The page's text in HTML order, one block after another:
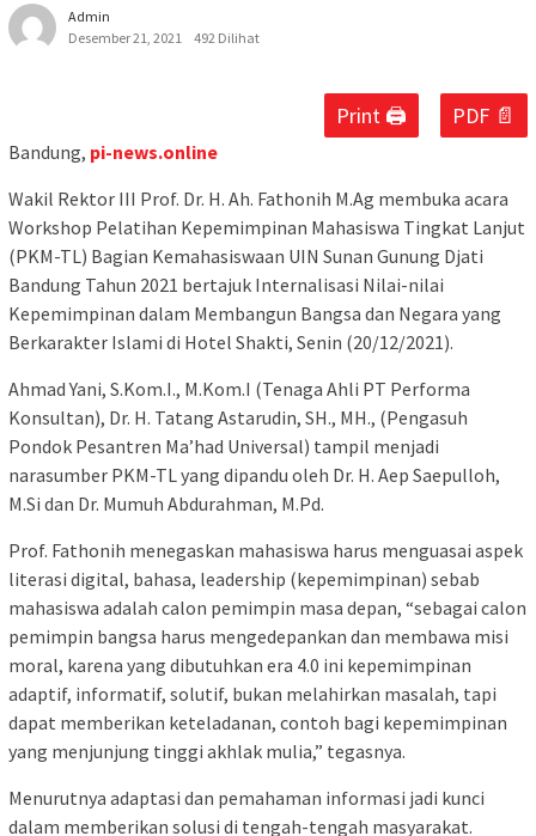
Admin
Desember 21, 2021
492 Dilihat
Print 🖨 PDF 📄
Bandung, pi-news.online
Wakil Rektor III Prof. Dr. H. Ah. Fathonih M.Ag membuka acara
Workshop Pelatihan Kepemimpinan Mahasiswa Tingkat Lanjut
(PKM-TL) Bagian Kemahasiswaan UIN Sunan Gunung Djati
Bandung Tahun 2021 bertajuk Internalisasi Nilai-nilai
Kepemimpinan dalam Membangun Bangsa dan Negara yang
Berkarakter Islami di Hotel Shakti, Senin (20/12/2021).
Ahmad Yani, S.Kom.I., M.Kom.I (Tenaga Ahli PT Performa
Konsultan), Dr. H. Tatang Astarudin, SH., MH., (Pengasuh
Pondok Pesantren Ma’had Universal) tampil menjadi
narasumber PKM-TL yang dipandu oleh Dr. H. Aep Saepulloh,
M.Si dan Dr. Mumuh Abdurahman, M.Pd.
Prof. Fathonih menegaskan mahasiswa harus menguasai aspek
literasi digital, bahasa, leadership (kepemimpinan) sebab
mahasiswa adalah calon pemimpin masa depan, “sebagai calon
pemimpin bangsa harus mengedepankan dan membawa misi
moral, karena yang dibutuhkan era 4.0 ini kepemimpinan
adaptif, informatif, solutif, bukan melahirkan masalah, tapi
dapat memberikan keteladanan, contoh bagi kepemimpinan
yang menjunjung tinggi akhlak mulia,” tegasnya.
Menurutnya adaptasi dan pemahaman informasi jadi kunci
dalam memberikan solusi di tengah-tengah masyarakat.